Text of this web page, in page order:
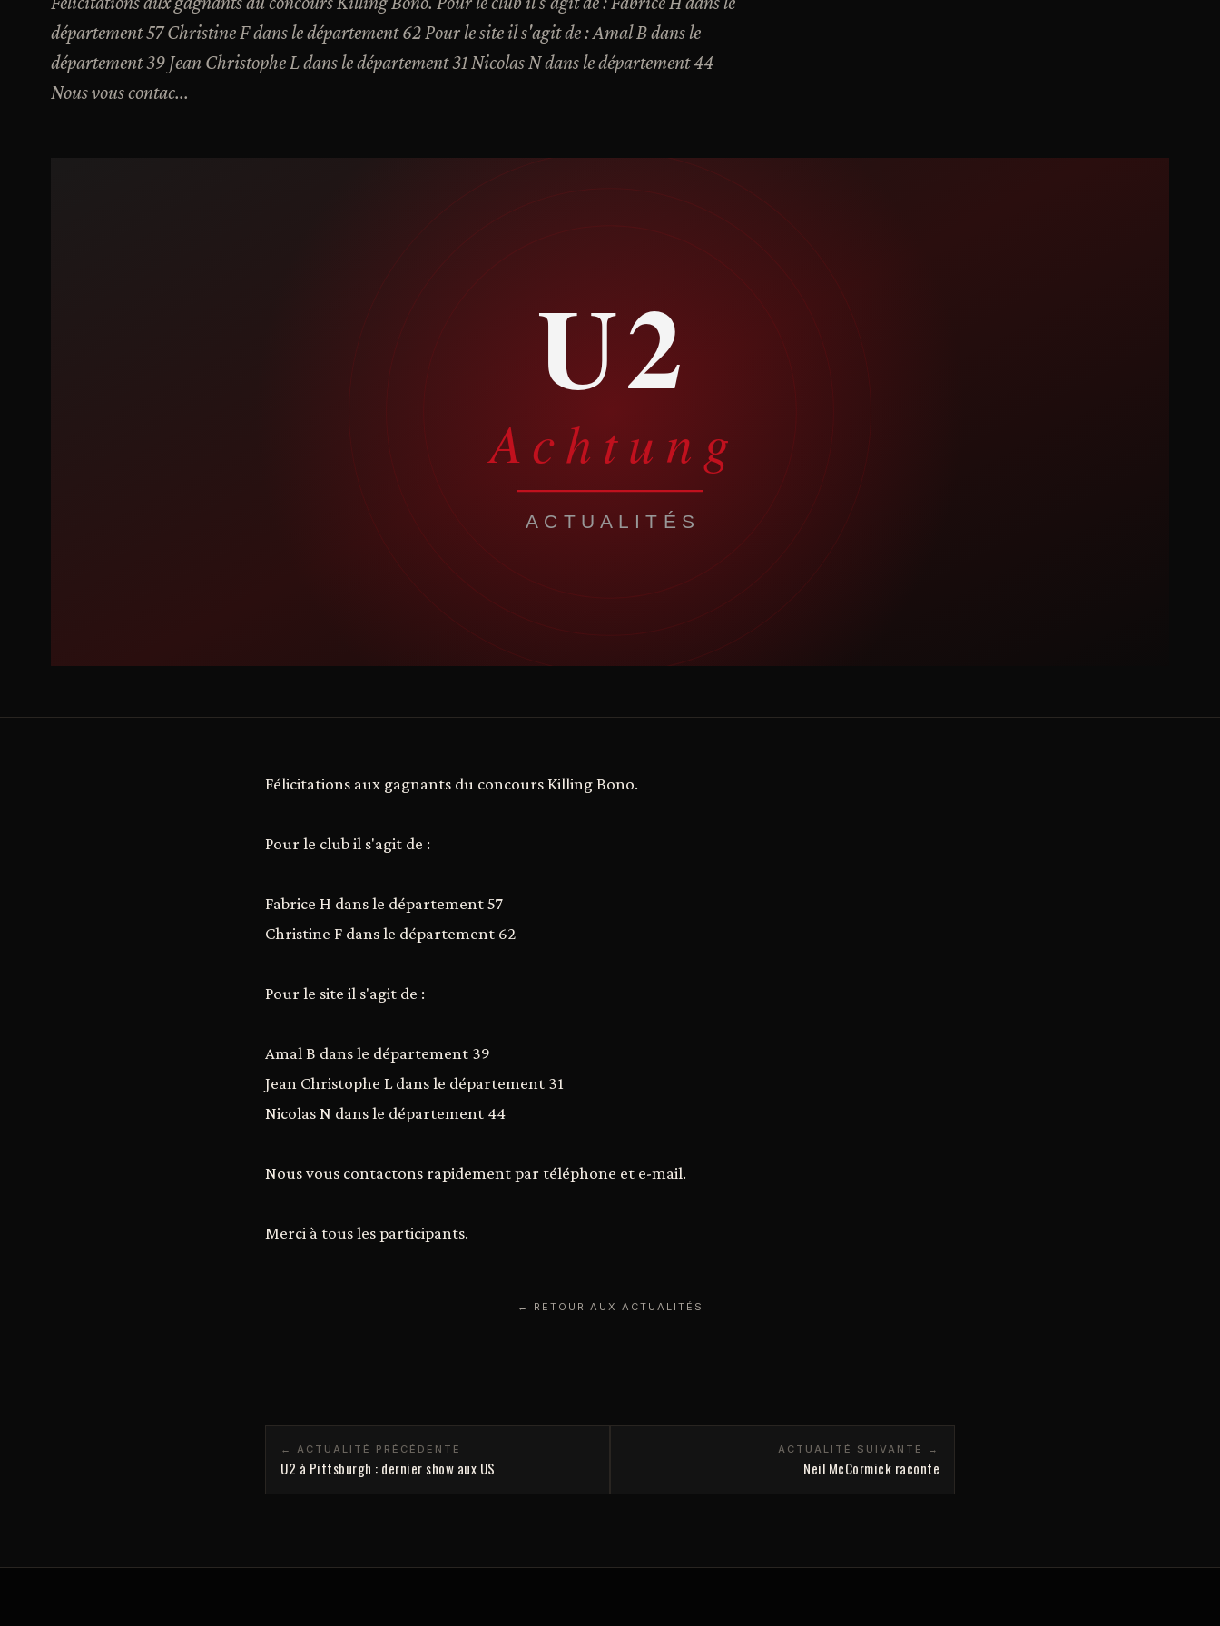
département 57 Christine F dans le département 62 Pour le site il s'agit de : Amal B dans le
département 39 Jean Christophe L dans le département 31 Nicolas N dans le département 44
Nous vous contac...
Félicitations aux gagnants du concours Killing Bono.
Pour le club il s'agit de :
Fabrice H dans le département 57
Christine F dans le département 62
Pour le site il s'agit de :
Amal B dans le département 39
Jean Christophe L dans le département 31
Nicolas N dans le département 44
Nous vous contactons rapidement par téléphone et e-mail.
Merci à tous les participants.
← RETOUR AUX ACTUALITÉS
← ACTUALITÉ PRÉCÉDENTE
U2 à Pittsburgh : dernier show aux US
ACTUALITÉ SUIVANTE →
Neil McCormick raconte